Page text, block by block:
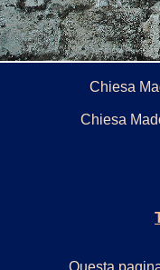
Chiesa
Chiesa
Questa